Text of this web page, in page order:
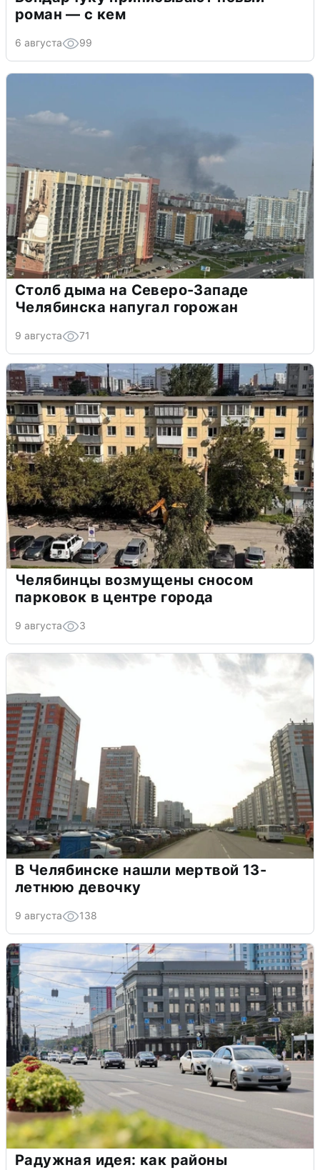
роман — с кем
6 августа 99
Столб дыма на Северо-Западе
Челябинска напугал горожан
9 августа 71
Челябинцы возмущены сносом
парковок в центре города
9 августа 3
В Челябинске нашли мертвой 13-
летнюю девочку
9 августа 138
Радужная идея: как районы